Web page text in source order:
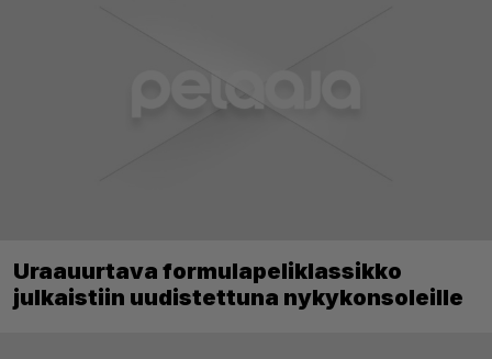
Uraauurtava formulapeliklassikko
julkaistiin uudistettuna nykykonsoleille